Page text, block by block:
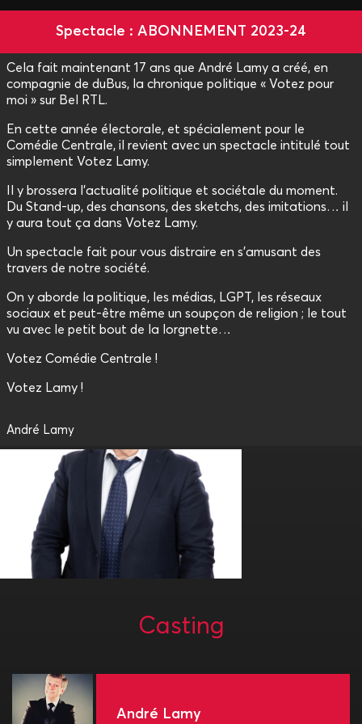
Spectacle : ABONNEMENT 2023-24
Cela fait maintenant 17 ans que André Lamy a créé, en
compagnie de duBus, la chronique politique « Votez pour
moi » sur Bel RTL.
En cette année électorale, et spécialement pour le
Comédie Centrale, il revient avec un spectacle intitulé tout
simplement Votez Lamy.
Il y brossera l’actualité politique et sociétale du moment.
Du Stand-up, des chansons, des sketchs, des imitations… il
y aura tout ça dans Votez Lamy.
Un spectacle fait pour vous distraire en s’amusant des
travers de notre société.
On y aborde la politique, les médias, LGPT, les réseaux
sociaux et peut-être même un soupçon de religion ; le tout
vu avec le petit bout de la lorgnette…
Votez Comédie Centrale !
Votez Lamy !
André Lamy
Casting
André Lamy